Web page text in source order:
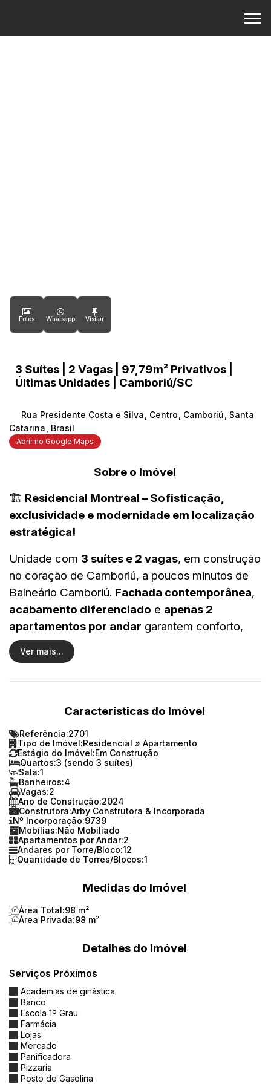
Fotos Whatsapp
3 Suítes | 2 Vagas | 97,79m² Privativos |
Últimas Unidades | Camboriú/SC
Rua Presidente Costa e Silva Centro Camboriú
Santa
Catarina
Brasil
Abrir no Google Maps
Sobre o Imóvel
🏗️ Residencial Montreal – Sofisticação,
exclusividade e modernidade em localização
estratégica!
Unidade com 3 suítes e 2 vagas, em construção
no coração de Camboriú, a poucos minutos de
Balneário Camboriú. Fachada contemporânea,
acabamento diferenciado e apenas 2
apartamentos por andar garantem conforto,
segurança e privacidade.
📌 Detalhes da Unidade:
4 banheiros (sendo 1 lavabo)
🚗2 vagas de garagem
📐Área privativa: 97,79 m²
📐Área total: até 129,52 m² (varia por
unidade)
🏷️Valor: R$ 1.148.971,09
🏢 Lazer e Estrutura:
🏊 Piscina com banheiro social
🎉 Salão de festas
🧒 Brinquedoteca coberta
🛝 Playground externo
🌟 Diferenciais do Empreendimento:
✔️ Fachada moderna com linhas
contemporâneas
✔️Padrão de acabamento premium
✔️Somente 2 apartamentos por andar
Ver mais...
Características do Imóvel
Referência:2701
Tipo de Imóvel:Residencial » Apartamento
Estágio do Imóvel:Em Construção
Quartos:3 (sendo 3 suítes)
Sala:1
Banheiros:4
Vagas:2
Ano de Construção:2024
Construtora:Arby Construtora & Incorporada
Nº Incorporação:9739
Mobílias:Não Mobiliado
Apartamentos por Andar:2
Andares por Torre/Bloco:12
Quantidade de Torres/Blocos:1
Medidas do Imóvel
Área Total:98 m²
Área Privada:98 m²
Detalhes do Imóvel
Serviços Próximos
Academias de ginástica
Banco
Escola 1º Grau
Farmácia
Lojas
Mercado
Panificadora
Pizzaria
Posto de Gasolina